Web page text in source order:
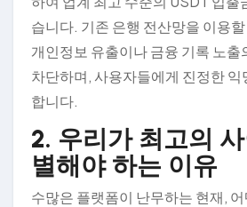
습니다. 기존 은행 전산망을 이용
개인정보 유출이나 금융 기록 노출
차단하며, 사용자들에게 진정한
합니다.
2. 우리가 최고의
별해야 하는 이유
수많은 플랫폼이 난무하는 현재,